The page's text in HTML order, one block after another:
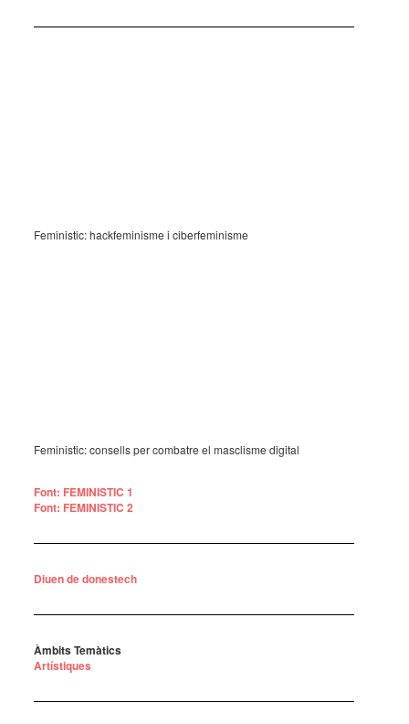
Feministic: hackfeminisme i ciberfeminisme
Feministic: consells per combatre el masclisme digital
Font: FEMINISTIC 1
Font: FEMINISTIC 2
Diuen de donestech
Àmbits Temàtics
Artístiques